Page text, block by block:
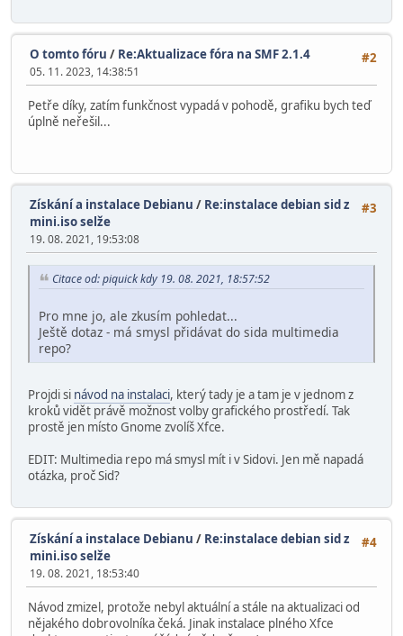
#2
O tomto fóru / Re:Aktualizace fóra na SMF 2.1.4
05. 11. 2023, 14:38:51
Petře díky, zatím funkčnost vypadá v pohodě, grafiku bych teď
úplně neřešil...
#3
Získání a instalace Debianu / Re:instalace debian sid z
mini.iso selže
19. 08. 2021, 19:53:08
Citace od: piquick kdy 19. 08. 2021, 18:57:52
Pro mne jo, ale zkusím pohledat...
Ještě dotaz - má smysl přidávat do sida multimedia
repo?
Projdi si návod na instalaci, který tady je a tam je v jednom z
kroků vidět právě možnost volby grafického prostředí. Tak
prostě jen místo Gnome zvolíš Xfce.
EDIT: Multimedia repo má smysl mít i v Sidovi. Jen mě napadá
otázka, proč Sid?
#4
Získání a instalace Debianu / Re:instalace debian sid z
mini.iso selže
19. 08. 2021, 18:53:40
Návod zmizel, protože nebyl aktuální a stále na aktualizaci od
nějakého dobrovolníka čeká. Jinak instalace plného Xfce